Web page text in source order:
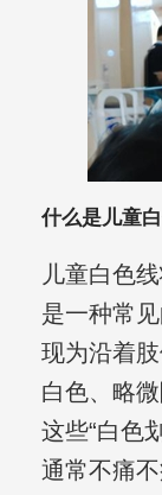
什么是儿童
儿童白色
是一种常
现为沿着
白色、略
这些“白色
通常不痛